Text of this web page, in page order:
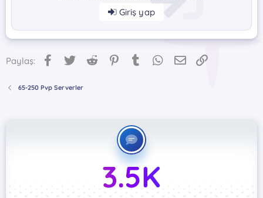
Giriş yap
Paylaş: Facebook
Twitter Reddit PinterestTumblr WhatsApp
E-posta
65-250 Pvp Serverler
3.5K